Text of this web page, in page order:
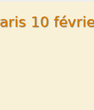
10